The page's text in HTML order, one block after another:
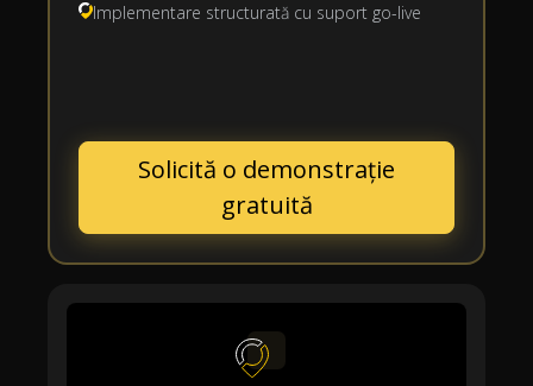
Implementare structurată cu suport go-live
Solicită o demonstrație
gratuită